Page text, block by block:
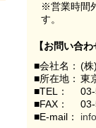
※営業時間
す。
【お問い合わ
■会社名： (株
■所在地： 東
■TEL：
■FAX：
■E-mail：